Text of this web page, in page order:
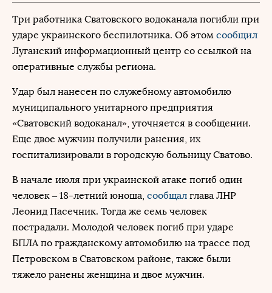
Три работника Сватовского водоканала погибли при
ударе украинского беспилотника. Об этом сообщил
Луганский информационный центр со ссылкой на
оперативные службы региона.
Удар был нанесен по служебному автомобилю
муниципального унитарного предприятия
«Сватовский водоканал», уточняется в сообщении.
Еще двое мужчин получили ранения, их
госпитализировали в городскую больницу Сватово.
В начале июля при украинской атаке погиб один
человек – 18-летний юноша, сообщал глава ЛНР
Леонид Пасечник. Тогда же семь человек
пострадали. Молодой человек погиб при ударе
БПЛА по гражданскому автомобилю на трассе под
Петровском в Сватовском районе, также были
тяжело ранены женщина и двое мужчин.